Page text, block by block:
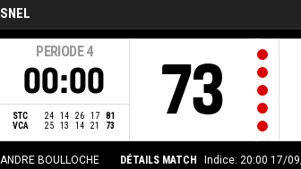
PERIODE 4
00:00
STC 24 14 26 17
81
VCA
25 13 14 21 73 73
BOULLOCHE DÉTAILS MATCH Indice: 20:00 17/